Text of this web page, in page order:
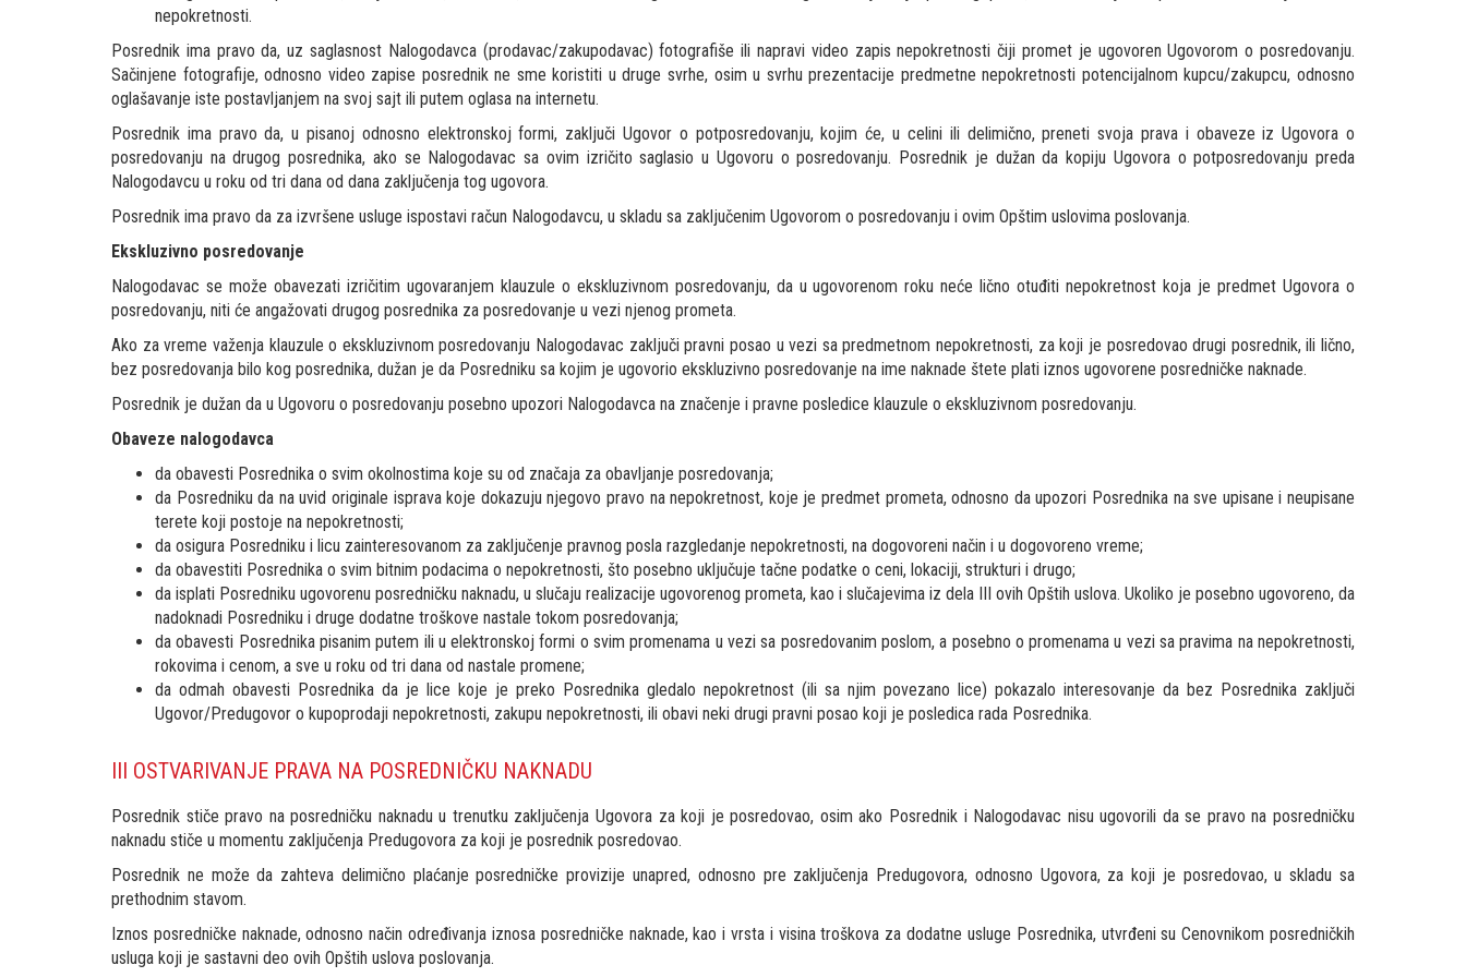
nepokretnosti.
Posrednik ima pravo da, uz saglasnost Nalogodavca (prodavac/zakupodavac) fotografiše ili napravi video zapis nepokretnosti čiji promet je ugovoren Ugovorom o posredovanju.
Sačinjene fotografije, odnosno video zapise posrednik ne sme koristiti u druge svrhe, osim u svrhu prezentacije predmetne nepokretnosti potencijalnom kupcu/zakupcu, odnosno
oglašavanje iste postavljanjem na svoj sajt ili putem oglasa na internetu.
Posrednik ima pravo da, u pisanoj odnosno elektronskoj formi, zaključi Ugovor o potposredovanju, kojim će, u celini ili delimično, preneti svoja prava i obaveze iz Ugovora o
posredovanju na drugog posrednika, ako se Nalogodavac sa ovim izričito saglasio u Ugovoru o posredovanju. Posrednik je dužan da kopiju Ugovora o potposredovanju preda
Nalogodavcu u roku od tri dana od dana zaključenja tog ugovora.
Posrednik ima pravo da za izvršene usluge ispostavi račun Nalogodavcu, u skladu sa zaključenim Ugovorom o posredovanju i ovim Opštim uslovima poslovanja.
Ekskluzivno posredovanje
Nalogodavac se može obavezati izričitim ugovaranjem klauzule o ekskluzivnom posredovanju, da u ugovorenom roku neće lično otuđiti nepokretnost koja je predmet Ugovora o
posredovanju, niti će angažovati drugog posrednika za posredovanje u vezi njenog prometa.
Ako za vreme važenja klauzule o ekskluzivnom posredovanju Nalogodavac zaključi pravni posao u vezi sa predmetnom nepokretnosti, za koji je posredovao drugi posrednik, ili lično,
bez posredovanja bilo kog posrednika, dužan je da Posredniku sa kojim je ugovorio ekskluzivno posredovanje na ime naknade štete plati iznos ugovorene posredničke naknade.
Posrednik je dužan da u Ugovoru o posredovanju posebno upozori Nalogodavca na značenje i pravne posledice klauzule o ekskluzivnom posredovanju.
Obaveze nalogodavca
da obavesti Posrednika o svim okolnostima koje su od značaja za obavljanje posredovanja;
da Posredniku da na uvid originale isprava koje dokazuju njegovo pravo na nepokretnost, koje je predmet prometa, odnosno da upozori Posrednika na sve upisane i neupisane
terete koji postoje na nepokretnosti;
da osigura Posredniku i licu zainteresovanom za zaključenje pravnog posla razgledanje nepokretnosti, na dogovoreni način i u dogovoreno vreme;
da obavestiti Posrednika o svim bitnim podacima o nepokretnosti, što posebno uključuje tačne podatke o ceni, lokaciji, strukturi i drugo;
da isplati Posredniku ugovorenu posredničku naknadu, u slučaju realizacije ugovorenog prometa, kao i slučajevima iz dela III ovih Opštih uslova. Ukoliko je posebno ugovoreno, da
nadoknadi Posredniku i druge dodatne troškove nastale tokom posredovanja;
da obavesti Posrednika pisanim putem ili u elektronskoj formi o svim promenama u vezi sa posredovanim poslom, a posebno o promenama u vezi sa pravima na nepokretnosti,
rokovima i cenom, a sve u roku od tri dana od nastale promene;
da odmah obavesti Posrednika da je lice koje je preko Posrednika gledalo nepokretnost (ili sa njim povezano lice) pokazalo interesovanje da bez Posrednika zaključi
Ugovor/Predugovor o kupoprodaji nepokretnosti, zakupu nepokretnosti, ili obavi neki drugi pravni posao koji je posledica rada Posrednika.
III OSTVARIVANJE PRAVA NA POSREDNIČKU NAKNADU
Posrednik stiče pravo na posredničku naknadu u trenutku zaključenja Ugovora za koji je posredovao, osim ako Posrednik i Nalogodavac nisu ugovorili da se pravo na posredničku
naknadu stiče u momentu zaključenja Predugovora za koji je posrednik posredovao.
Posrednik ne može da zahteva delimično plaćanje posredničke provizije unapred, odnosno pre zaključenja Predugovora, odnosno Ugovora, za koji je posredovao, u skladu sa
prethodnim stavom.
Iznos posredničke naknade, odnosno način određivanja iznosa posredničke naknade, kao i vrsta i visina troškova za dodatne usluge Posrednika, utvrđeni su Cenovnikom posredničkih
usluga koji je sastavni deo ovih Opštih uslova poslovanja.